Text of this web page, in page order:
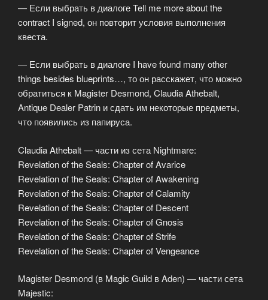
— Если выбрать в диалоге Tell me more about the
contract I signed, он повторит условия выполнения
квеста.
— Если выбрать в диалоге I have found many other
things besides blueprints…, то он расскажет, что можно
обратиться к Magister Desmond, Claudia Athebalt,
Antique Dealer Patrin и сдать им некоторые предметы,
что появились из папируса.
Claudia Athebalt — части из сета Nightmare:
Revelation of the Seals: Chapter of Avarice
Revelation of the Seals: Chapter of Awakening
Revelation of the Seals: Chapter of Calamity
Revelation of the Seals: Chapter of Descent
Revelation of the Seals: Chapter of Gnosis
Revelation of the Seals: Chapter of Strife
Revelation of the Seals: Chapter of Vengeance
Magister Desmond (в Magic Guild в Aden) — части сета
Majestic: